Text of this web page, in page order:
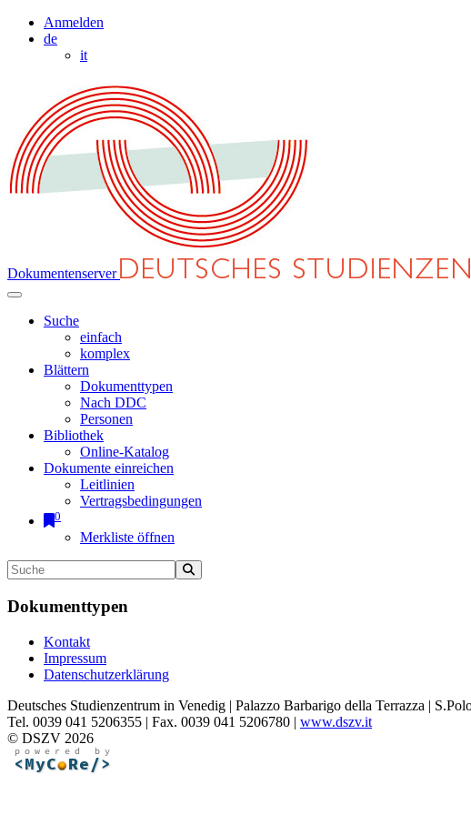
Anmelden
de
it
Dokumentenserver
Suche
einfach
komplex
Blättern
Dokumenttypen
Nach DDC
Personen
Bibliothek
Online-Katalog
Dokumente einreichen
Leitlinien
Vertragsbedingungen
0
Merkliste öffnen
Dokumenttypen
Kontakt
Impressum
Datenschutzerklärung
Deutsches Studienzentrum in Venedig | Palazzo Barbarigo della Terrazza |
Tel. 0039 041 5206355 | Fax. 0039 041 5206780 | www.dszv.it
© DSZV 2026